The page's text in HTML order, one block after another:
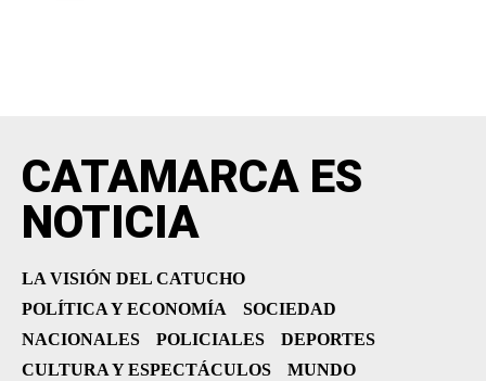
CATAMARCA ES
NOTICIA
LA VISIÓN DEL CATUCHO
POLÍTICA Y ECONOMÍA
SOCIEDAD
NACIONALES
POLICIALES
DEPORTES
CULTURA Y ESPECTÁCULOS
MUNDO